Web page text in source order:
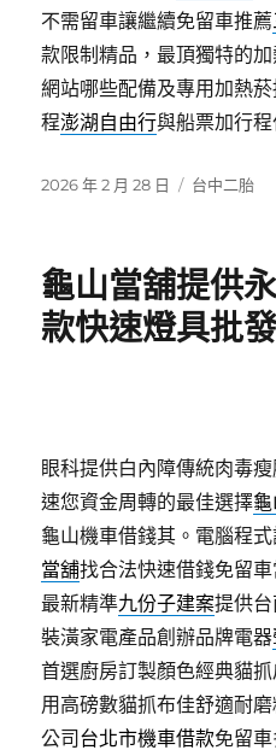
不需留車讓繼續免留車推薦
款限制精品，最頂獨特的
網站哪些配備及專用加熱
程澎湖自由行與船票加行
發
2026 年 2 月 28 日
分
台中二胎
龜山當舖提供
款快速燈具批
眼科提供白內障傳統肉毒
速您資金周轉的最佳選擇
龜山機車借錢其。電腦程
當舖找合法快速借錢免留
最新精準九份子建案提供
裝潢家電產品創辦品牌電器
首選廚房訂製顏色經典貓
用高磅數貓抓布佳舒適耐
公司 台北市機車借款免留